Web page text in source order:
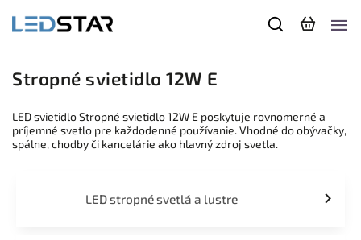
Stropné svietidlo 12W E
LED svietidlo Stropné svietidlo 12W E poskytuje rovnomerné a
príjemné svetlo pre každodenné používanie. Vhodné do obývačky,
spálne, chodby či kancelárie ako hlavný zdroj svetla.
LED stropné svetlá a lustre